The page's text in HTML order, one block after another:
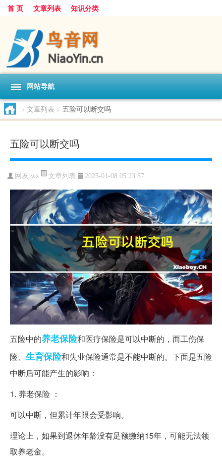
首 页 文章列表 知识分类
网站导航
> 文章列表 > 五险可以断交吗
五险可以断交吗
网友:wx 文章列表 2025-01-08 05:23:57
五险中的养老保险和医疗保险是可以中断的，而工伤保
险、 生育保险和失业保险通常是不能中断的。下面是五险
中断后可能产生的影响：
1. 养老保险 ：
可以中断，但累计年限会受影响。
理论上，如果到退休年龄没有足额缴纳15年，可能无法领
取养老金。